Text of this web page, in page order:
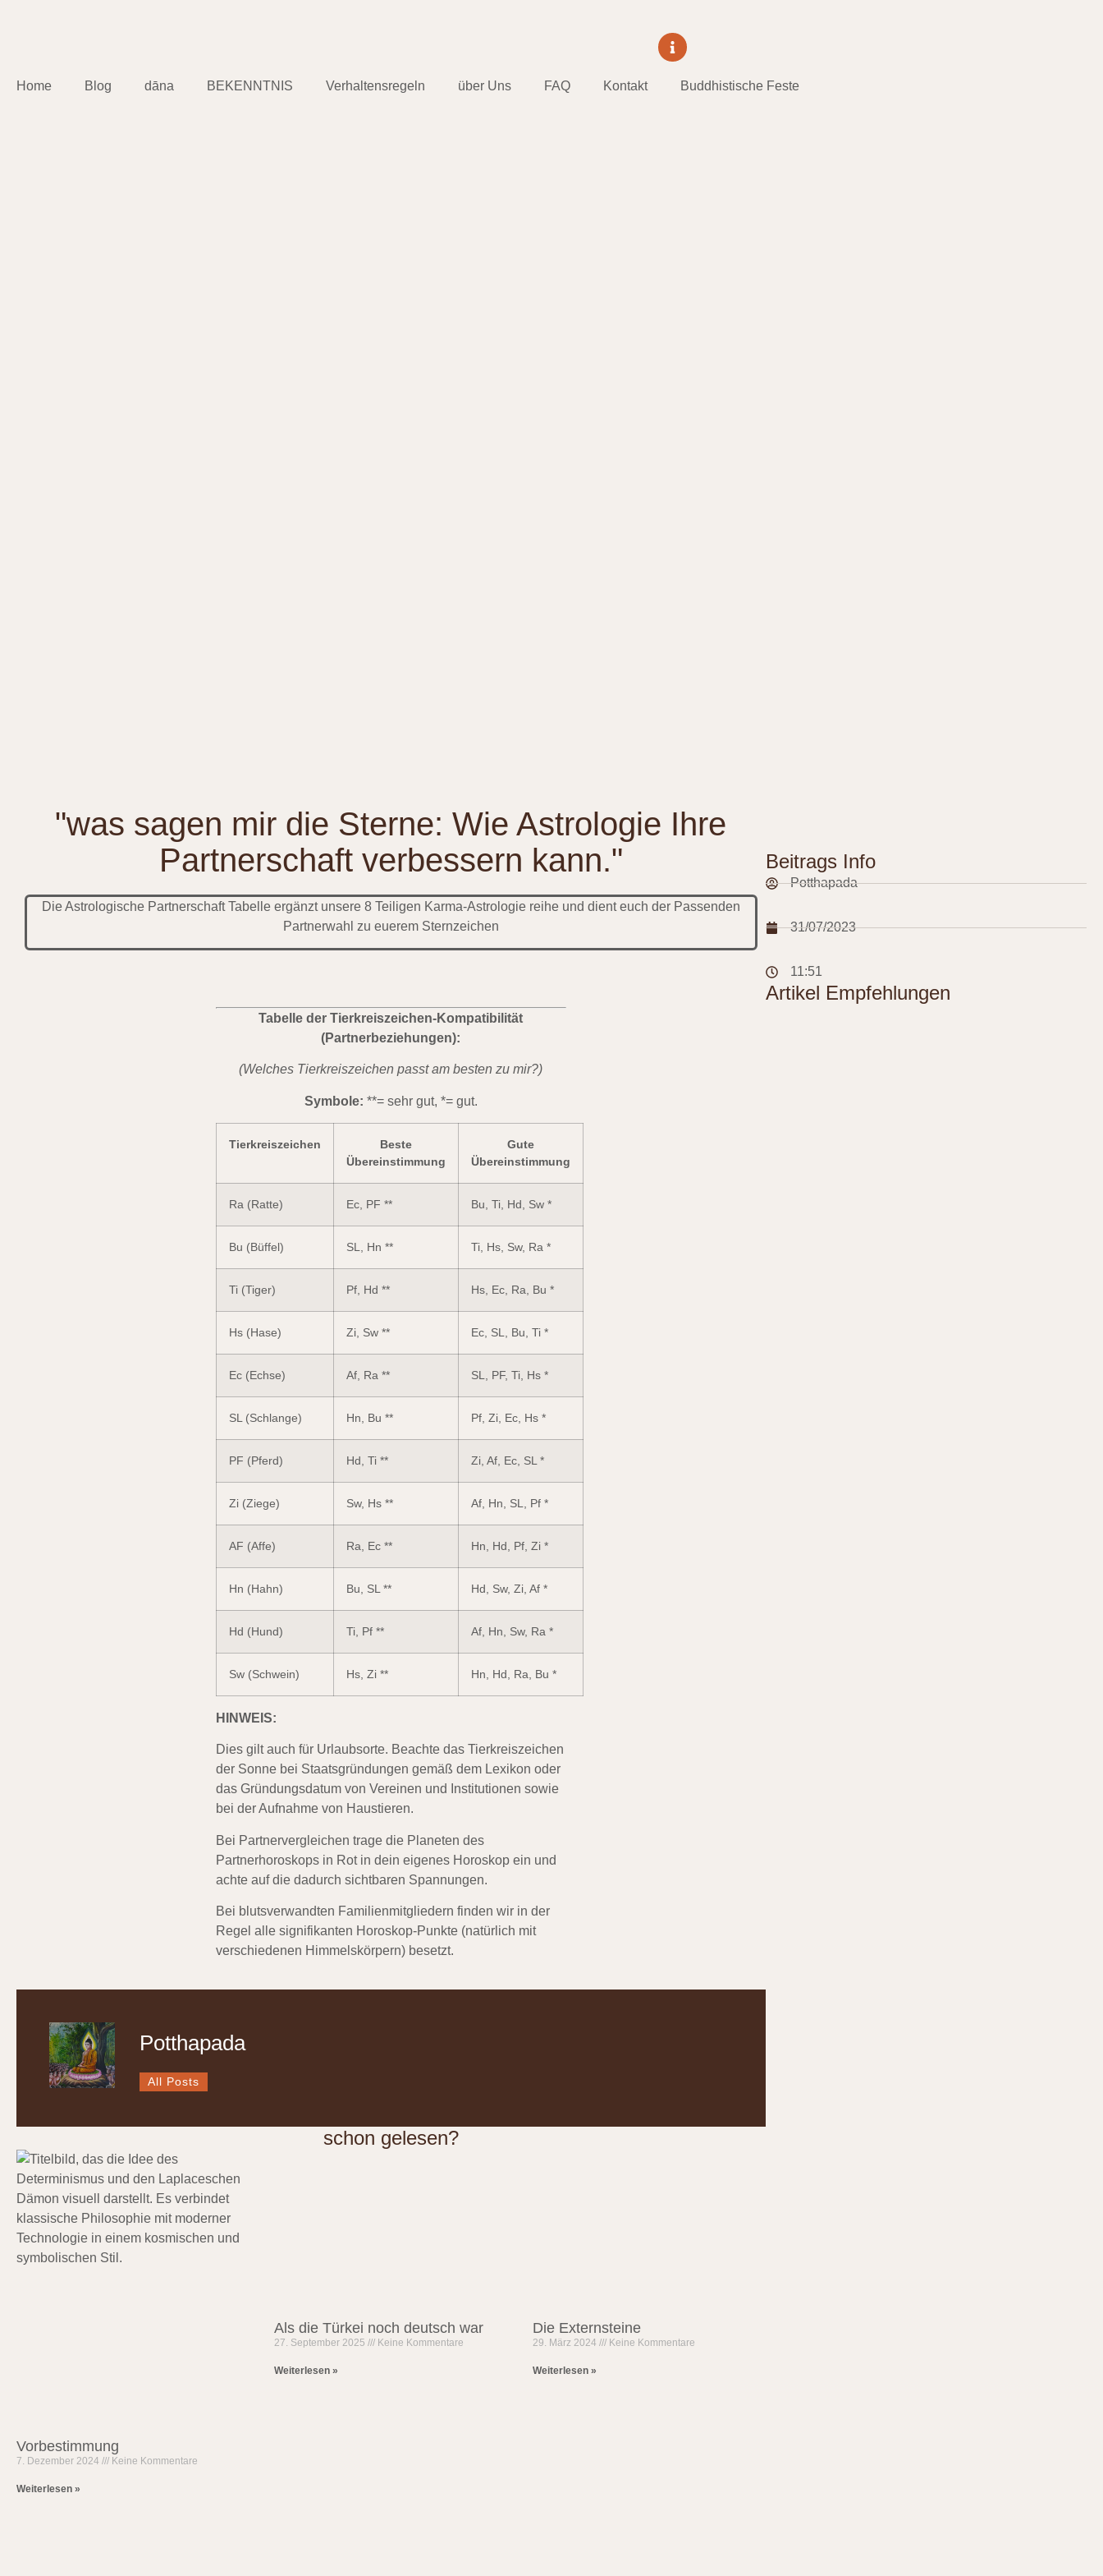
Home Blog dāna BEKENNTNIS Verhaltensregeln über Uns FAQ Kontakt Buddhistische Feste
"was sagen mir die Sterne: Wie Astrologie Ihre
Partnerschaft verbessern kann."
Die Astrologische Partnerschaft Tabelle ergänzt unsere 8 Teiligen Karma-Astrologiereihe und dient euch der Passenden
Partnerwahl zu euerem Sternzeichen
Tabelle der Tierkreiszeichen-Kompatibilität
(Partnerbeziehungen):
(Welches Tierkreiszeichen passt am besten zu mir?)
Symbole: **= sehr gut, *= gut.
Tierkreiszeichen
Beste
Übereinstimmung
Gute
Übereinstimmung
Ra (Ratte) Ec, PF ** Bu, Ti, Hd, Sw *
Bu (Büffel) SL, Hn ** Ti, Hs, Sw, Ra *
Ti (Tiger) Pf, Hd ** Hs, Ec, Ra, Bu *
Hs (Hase) Zi, Sw ** Ec, SL, Bu, Ti *
Ec (Echse) Af, Ra ** SL, PF, Ti, Hs *
SL (Schlange) Hn, Bu ** Pf, Zi, Ec, Hs *
PF (Pferd) Hd, Ti ** Zi, Af, Ec, SL *
Zi (Ziege) Sw, Hs ** Af, Hn, SL, Pf *
AF (Affe) Ra, Ec ** Hn, Hd, Pf, Zi *
Hn (Hahn) Bu, SL ** Hd, Sw, Zi, Af *
Hd (Hund) Ti, Pf ** Af, Hn, Sw, Ra *
Sw (Schwein) Hs, Zi ** Hn, Hd, Ra, Bu *
HINWEIS:
Dies gilt auch für Urlaubsorte. Beachte das Tierkreiszeichen
der Sonne bei Staatsgründungen gemäß dem Lexikon oder
das Gründungsdatum von Vereinen und Institutionen sowie
bei der Aufnahme von Haustieren.
Bei Partnervergleichen trage die Planeten des
Partnerhoroskops in Rot in dein eigenes Horoskop ein und
achte auf die dadurch sichtbaren Spannungen.
Bei blutsverwandten Familienmitgliedern finden wir in der
Regel alle signifikanten Horoskop-Punkte (natürlich mit
verschiedenen Himmelskörpern) besetzt.
Potthapada
All Posts
schon gelesen?
Vorbestimmung
7. Dezember 2024 Keine Kommentare
Weiterlesen »
Als die Türkei noch deutsch war
27. September 2025 Keine Kommentare
Weiterlesen »
Die Externsteine
29. März 2024 Keine Kommentare
Weiterlesen »
Beitrags Info
Potthapada
31/07/2023
11:51
Artikel Empfehlungen